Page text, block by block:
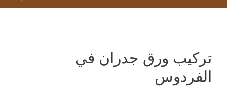
تركيب ورق جدران في
الفردوس